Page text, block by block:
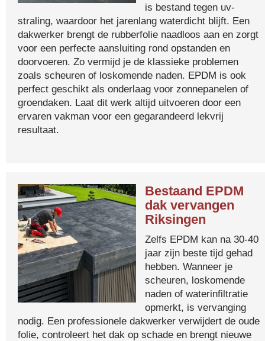
is bestand tegen uv-
straling, waardoor het jarenlang waterdicht blijft. Een
dakwerker brengt de rubberfolie naadloos aan en zorgt
voor een perfecte aansluiting rond opstanden en
doorvoeren. Zo vermijd je de klassieke problemen
zoals scheuren of loskomende naden. EPDM is ook
perfect geschikt als onderlaag voor zonnepanelen of
groendaken. Laat dit werk altijd uitvoeren door een
ervaren vakman voor een gegarandeerd lekvrij
resultaat.
Bestaand EPDM
dak vervangen
Riksingen
Zelfs EPDM kan na 30-40
jaar zijn beste tijd gehad
hebben. Wanneer je
scheuren, loskomende
naden of waterinfiltratie
opmerkt, is vervanging
nodig. Een professionele dakwerker verwijdert de oude
folie, controleert het dak op schade en brengt nieuwe